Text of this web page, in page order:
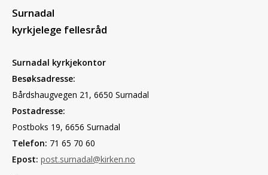
Surnadal
kyrkjelege fellesråd
Surnadal kyrkjekontor
Besøksadresse:
Bårdshaugvegen 21, 6650 Surnadal
Postadresse:
Postboks 19, 6656 Surnadal
Telefon: 71 65 70 60
Epost: post.surnadal@kirken.no